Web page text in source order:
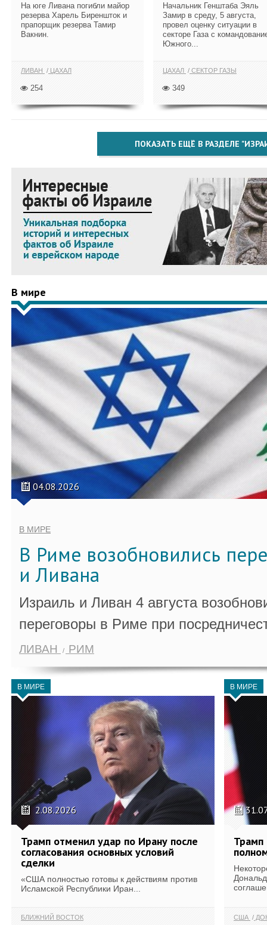
На юге Ливана погибли майор
резерва Харель Биреншток и
прапорщик резерва Тамир
Вакнин.
ЛИВАН ЦАХАЛ
254
Начальник Генштаба Эяль
Замир в среду, 5 августа,
провел оценку ситуации в
секторе Газа с
Южного...
ЦАХАЛ СЕКТОР ГАЗЫ
349
ПОКАЗАТЬ ЕЩЁ В РАЗДЕЛЕ
В мире
04.08.2026
В МИРЕ
В Риме возобновились
и Ливана
Израиль и Ливан 4 августа
переговоры в Риме при
ЛИВАН РИМ
В МИРЕ
2.08.2026
Трамп отменил удар по Ирану после
согласования основных условий
сделки
«США полностью готовы к действиям против
Исламской Республики Иран...
БЛИЖНИЙ ВОСТОК
В МИРЕ
Трамп
США